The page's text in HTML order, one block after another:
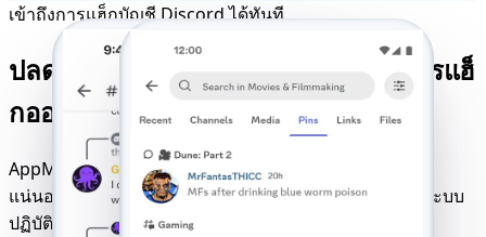
เข้าถึงการแฮ็กบัญชี Discord ได้ทันที
ปลดล็อกบัญชี Discord ใด ๆ ด้วยบริการแฮ็
กออนไลน์ที่เชื่อถือได้ของเรา
AppMessenger รับประกันการแฮ็กบัญชี Discord อย่าง
แน่นอน ใช้งานได้กับทุกเบราว์เซอร์ เครือข่ายมือถือ และระบบ
ปฏิบัติการ - พร้อมใช้งานโดยไม่ต้องตั้งค่า